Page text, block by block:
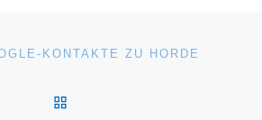
KONTAKTE ZU HORDE